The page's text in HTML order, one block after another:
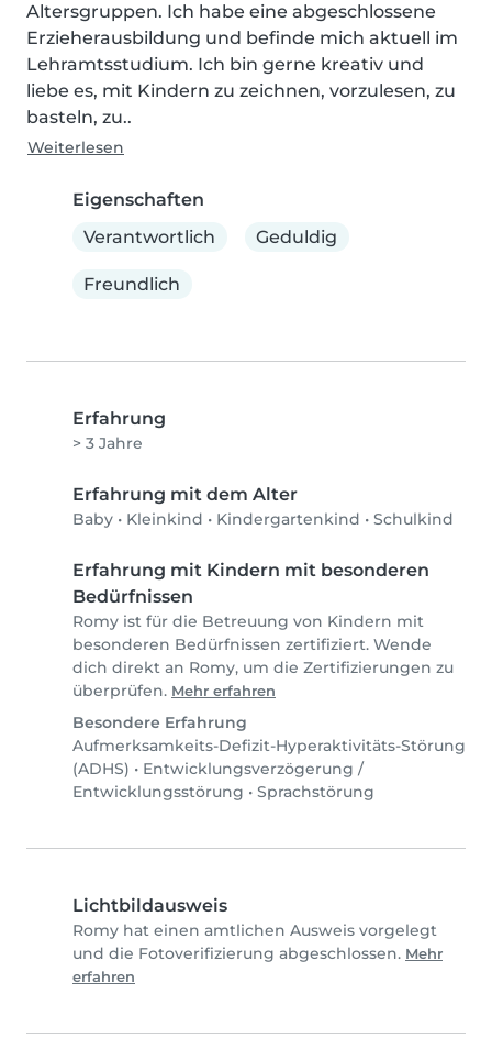
Altersgruppen. Ich habe eine abgeschlossene
Erzieherausbildung und befinde mich aktuell im
Lehramtsstudium. Ich bin gerne kreativ und
liebe es, mit Kindern zu zeichnen, vorzulesen, zu
basteln, zu..
Weiterlesen
Eigenschaften
Verantwortlich
Geduldig
Freundlich
Erfahrung
> 3 Jahre
Erfahrung mit dem Alter
Baby • Kleinkind • Kindergartenkind • Schulkind
Erfahrung mit Kindern mit besonderen
Bedürfnissen
Romy ist für die Betreuung von Kindern mit
besonderen Bedürfnissen zertifiziert. Wende
dich direkt an Romy, um die Zertifizierungen zu
überprüfen. Mehr erfahren
Besondere Erfahrung
Aufmerksamkeits-Defizit-Hyperaktivitäts-Störung
(ADHS) • Entwicklungsverzögerung /
Entwicklungsstörung • Sprachstörung
Lichtbildausweis
Romy hat einen amtlichen Ausweis vorgelegt
und die Fotoverifizierung abgeschlossen. Mehr
erfahren